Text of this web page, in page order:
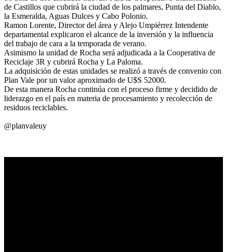
de Castillos que cubrirá la ciudad de los palmares, Punta del Diablo,
la Esmeralda, Aguas Dulces y Cabo Polonio.
Ramon Lorente, Director del área y Alejo Umpiérrez Intendente
departamental explicaron el alcance de la inversión y la influencia
del trabajo de cara a la temporada de verano.
Asimismo la unidad de Rocha será adjudicada a la Cooperativa de
Reciclaje 3R y cubrirá Rocha y La Paloma.
La adquisición de estas unidades se realizó a través de convenio con
Plan Vale por un valor aproximado de U$S 52000.
De esta manera Rocha continúa con el proceso firme y decidido de
liderazgo en el país en materia de procesamiento y recolección de
residuos reciclables.
@planvaleuy